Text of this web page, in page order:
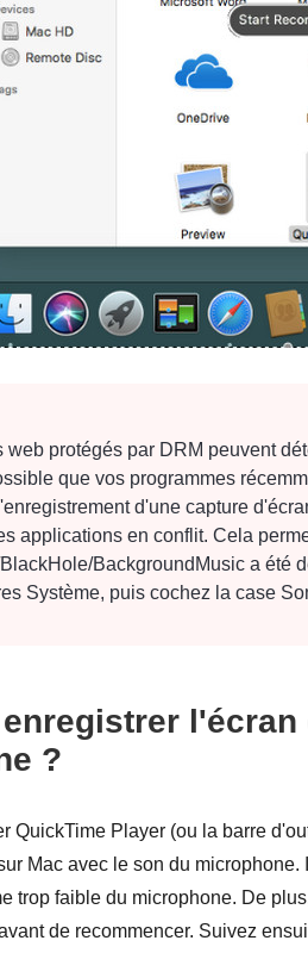
web protégés par DRM peuvent
que vos programmes
d'une capture
applications en conflit. Cela
BackgroundMusic a été
Système, puis cochez la case
l'écran
?
QuickTime Player (ou la barre
Mac avec le son du
trop faible du microphone. De
de recommencer. Suivez